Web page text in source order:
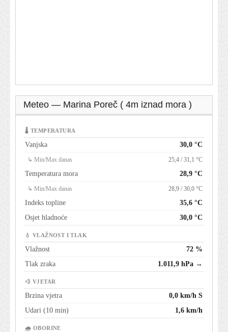
Meteo — Marina Poreč ( 4m iznad mora )
🌡 TEMPERATURA
Vanjska 30,0 °C
↳ Min/Max danas 25,4 / 31,1 °C
Temperatura mora 28,9 °C
↳ Min/Max danas 28,9 / 30,0 °C
Indeks topline
35,6 °C
Osjet hladnoće
30,0 °C
💧 VLAŽNOST I TLAK
Vlažnost
72 %
Tlak zraka
1.011,9 hPa →
💨 VJETAR
Brzina vjetra
0,0 km/h S
Udari (10 min)
1,6 km/h
🌧 OBORINE